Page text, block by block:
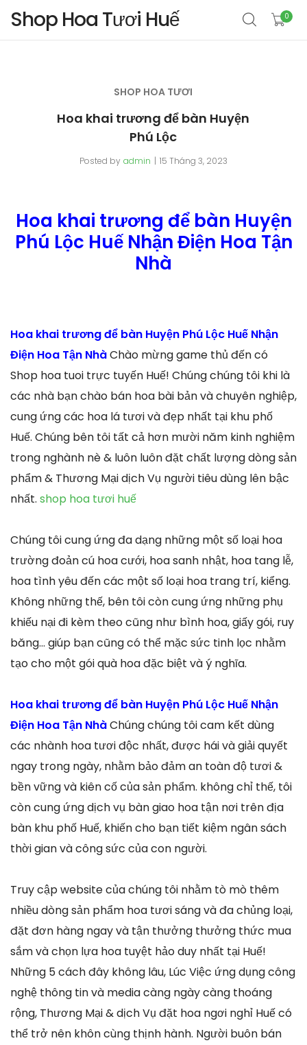
Shop Hoa Tươi Huế 0
SHOP HOA TƯƠI
Hoa khai trương để bàn Huyện
Phú Lộc
Posted by admin 15 Tháng 3, 2023
Hoa khai trương để bàn Huyện
Phú Lộc Huế Nhận Điện Hoa Tận
Nhà
Hoa khai trương để bàn Huyện Phú Lộc Huế Nhận
Điện Hoa Tận NhàChào mừng game thủ đến có
Shop hoa tuoi trực tuyến Huế! Chúng chúng tôi khi là
các nhà bạn chào bán hoa bài bản và chuyên nghiệp,
cung ứng các hoa lá tươi và đẹp nhất tại khu phố
Huế. Chúng bên tôi tất cả hơn mười năm kinh nghiệm
trong nghành nè & luôn luôn đặt chất lượng dòng sản
phẩm & Thương Mại dịch Vụ người tiêu dùng lên bậc
nhất. shop hoa tươi huế
Chúng tôi cung ứng đa dạng những một số loại hoa
trường đoản cú hoa cưới, hoa sanh nhật, hoa tang lễ,
hoa tình yêu đến các một số loại hoa trang trí, kiểng.
Không những thế, bên tôi còn cung ứng những phụ
khiếu nại đi kèm theo cũng như bình hoa, giấy gói, ruy
băng… giúp bạn cũng có thể mặc sức tinh lọc nhằm
tạo cho một gói quà hoa đặc biệt và ý nghĩa.
Hoa khai trương để bàn Huyện Phú Lộc Huế Nhận
Điện Hoa Tận NhàChúng chúng tôi cam kết dùng
các nhành hoa tươi độc nhất, được hái và giải quyết
ngay trong ngày, nhằm bảo đảm an toàn độ tươi &
bền vững và kiên cố của sản phẩm. không chỉ thế, tôi
còn cung ứng dịch vụ bàn giao hoa tận nơi trên địa
bàn khu phố Huế, khiến cho bạn tiết kiệm ngân sách
thời gian và công sức của con người.
Truy cập website của chúng tôi nhằm tò mò thêm
nhiều dòng sản phẩm hoa tươi sáng và đa chủng loại,
đặt đơn hàng ngay và tận thưởng thưởng thức mua
sắm và chọn lựa hoa tuyệt hảo duy nhất tại Huế!
Những 5 cách đây không lâu, Lúc Việc ứng dụng công
nghệ thông tin và media càng ngày càng thoáng
rộng, Thương Mại & dịch Vụ đặt hoa ngơi nghỉ Huế có
thể trở nên khôn cùng thịnh hành. Người buôn bán